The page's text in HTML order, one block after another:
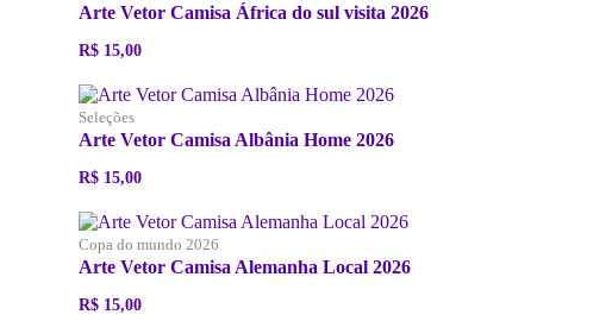
Arte Vetor Camisa África do sul visita 2026
R$ 15,00
Seleções
Arte Vetor Camisa Albânia Home 2026
R$ 15,00
Copa do mundo 2026
Arte Vetor Camisa Alemanha Local 2026
R$ 15,00